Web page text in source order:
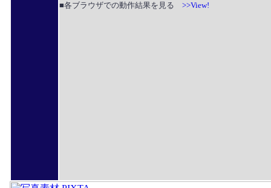
■各ブラウザでの動作結果を見る >>View!